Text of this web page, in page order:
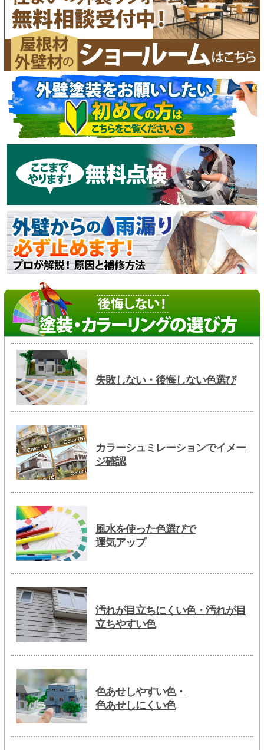
失敗しない・後悔しない色選び
カラーシュミレーションでイメー
ジ確認
風水を使った色選びで
運気アップ
汚れが目立ちにくい色・汚れが目
立ちやすい色
色あせしやすい色・
色あせしにくい色